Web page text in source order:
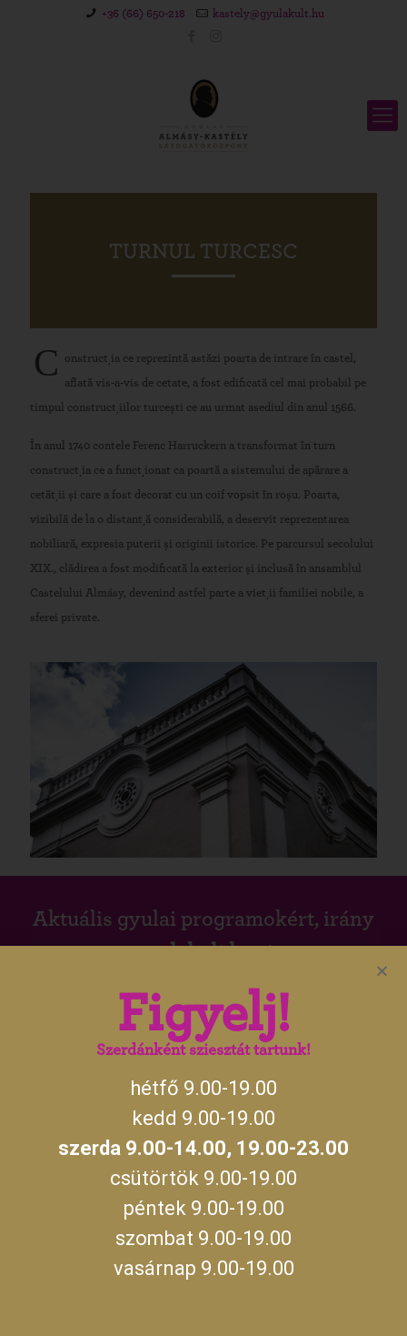
+36 (66) 650-218 kastely@gyulakult.hu
TURNUL TURCESC
C onstrucția ce reprezintă astăzi poarta de intrare în castel,
aflată vis-a-vis de cetate, a fost edificată cel mai probabil pe
timpul construcțiilor turcești ce au urmat asediul din anul 1566.
În anul 1740 contele Ferenc Harruckern a transformat în turn
construcția ce a funcționat ca poartă a sistemului de apărare a
cetății și care a fost decorat cu un coif vopsit în roșu. Poarta,
vizibilă de la o distanță considerabilă, a deservit reprezentarea
nobiliară, expresia puterii și originii istorice. Pe parcursul secolului
XIX., clădirea a fost modificată la exterior și inclusă în ansamblul
Castelului Almásy, devenind astfel parte a vieții familiei nobile, a
sferei private.
Aktuális gyulai programokért, irány
agyulakult.hu
NYITVATARTÁS
Monday, Tuesday, Thursday, Friday, Saturday,
Wednesday
09:00 –
Figyelj!
Szerdánként sziesztát tartunk!
hétfő 9.00-19.00
kedd 9.00-19.00
szerda 9.00-14.00, 19.00-23.00
csütörtök 9.00-19.00
péntek 9.00-19.00
szombat 9.00-19.00
vasárnap 9.00-19.00